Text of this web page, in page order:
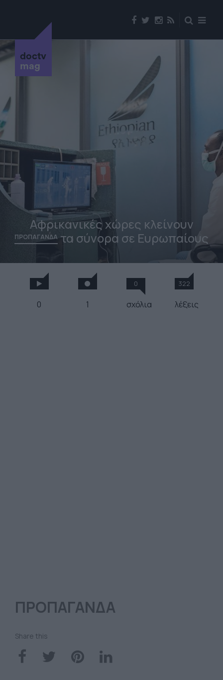
doctv
mag
Αφρικανικές χώρες κλείνουν
ΠΡΟΠΑΓΑΝΔΑ τα σύνορα σε Ευρωπαίους
0 1
0
σχόλια
322
λέξεις
ΠΡΟΠΑΓΑΝΔΑ
Share this